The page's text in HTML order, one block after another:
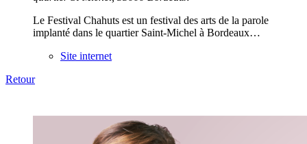
Le Festival Chahuts est un festival des arts de la parole
implanté dans le quartier Saint-Michel à Bordeaux…
Site internet
Retour